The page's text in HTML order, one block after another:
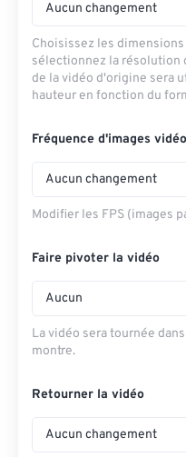
Aucun changement
Choisissez les
sélectionnez la résolution
de la vidéo d'origine sera
hauteur en fonction du
Fréquence d'images vidéo
Aucun changement
Modifier les FPS (images
Faire pivoter la vidéo
Aucun
La vidéo sera tournée
montre.
Retourner la vidéo
Aucun changement